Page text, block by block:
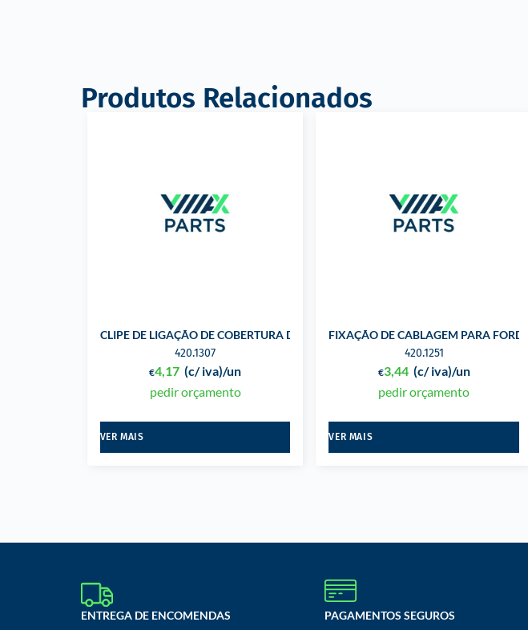
Produtos Relacionados
CLIPE DE LIGAÇÃO DE COBERTURA DO PARA-CHOQUES PARA GM
420.1307
€4,17 (c/ iva)/un
pedir orçamento
VER MAIS
FIXAÇÃO DE CABLAGEM PARA FORD
420.1251
€3,44 (c/ iva)/un
pedir orçamento
VER MAIS
ENTREGA DE ENCOMENDAS
PAGAMENTOS SEGUROS